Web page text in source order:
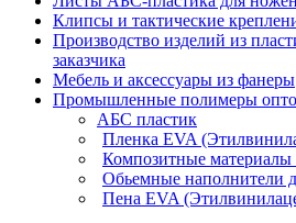
Клипсы и тактические
Производство изделий из
заказчика
Мебель и аксессуары из фанеры
Промышленные полимеры
АБС пластик
Пленка EVA
Композитные материалы
Обьемные наполнители
Пена EVA